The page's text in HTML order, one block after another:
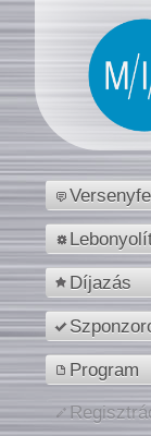
Díjazás
Program